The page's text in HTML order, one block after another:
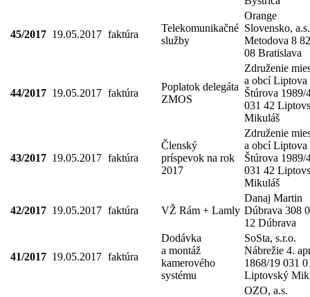
45/2017 19.05.2017 faktúra
Telekomunikačné
služby
Orange
Slovensko, a.s.
Metodova 8
08 Bratislava
44/2017 19.05.2017 faktúra
Poplatok delegáta
ZMOS
Združenie
a obcí Liptova
Štúrova 1989/
031 42
Mikuláš
43/2017 19.05.2017 faktúra
Členský
príspevok na rok
2017
Združenie
a obcí Liptova
Štúrova 1989/
031 42
Mikuláš
42/2017 19.05.2017 faktúra VŽ Rám + Lamly
Danaj Martin
Dúbrava 308
12 Dúbrava
41/2017 19.05.2017 faktúra
Dodávka
a montáž
kamerového
systému
SoSta, s.r.o.
Nábrežie 4.
1868/19 031
Liptovský
OZO, a.s.